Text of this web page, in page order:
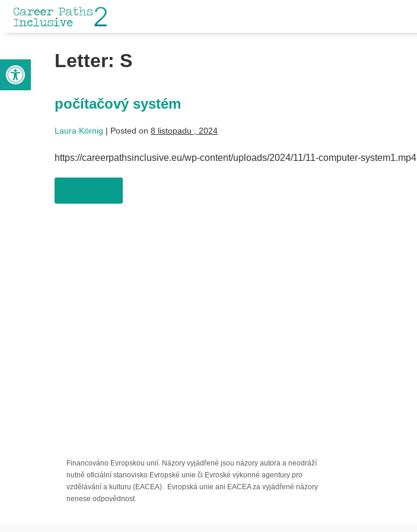
Open toolbarLetter: S
počítačový systém
Laura Körnig | Posted on 8 listopadu , 2024
https://careerpathsinclusive.eu/wp-content/uploads/2024/11/11-computer-system1.mp4
Financováno Evropskou unií. Názory vyjádřené jsou názory autora a neodráží
nutně oficiální stanovisko Evropské unie či Evroské výkonné agentury pro
vzdělávání a kulturu (EACEA). Evropská unie ani EACEA za vyjádřené názory
nenese odpovědnost.